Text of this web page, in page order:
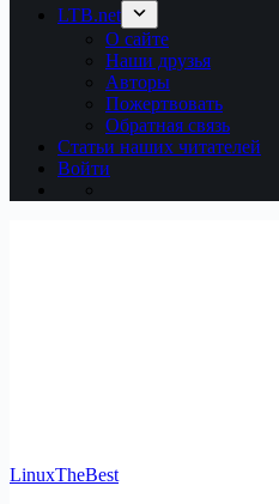
LTB.net
О сайте
Наши друзья
Авторы
Пожертвовать
Обратная связь
Статьи наших читателей
Войти
LinuxTheBest